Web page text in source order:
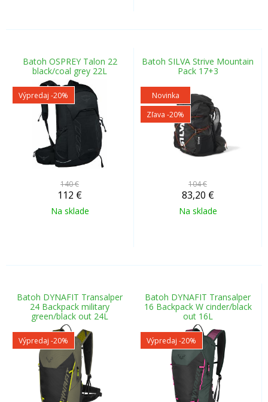
Batoh OSPREY Talon 22
black/coal grey 22L
Výpredaj -20%
140 €
112 €
Na sklade
Batoh SILVA Strive Mountain
Pack 17+3
Novinka
Zľava -20%
104 €
83,20 €
Na sklade
Batoh DYNAFIT Transalper
24 Backpack military
green/black out 24L
Výpredaj -20%
Batoh DYNAFIT Transalper
16 Backpack W cinder/black
out 16L
Výpredaj -20%